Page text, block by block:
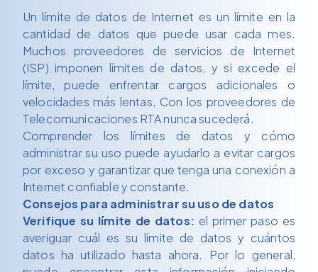
Un límite de datos de Internet es un límite en la
cantidad de datos que puede usar cada mes.
Muchos proveedores de servicios de Internet
(ISP) imponen límites de datos, y si excede el
límite, puede enfrentar cargos adicionales o
velocidades más lentas. Con los proveedores de
Telecomunicaciones RTA nunca sucederá.
Comprender los límites de datos y cómo
administrar su uso puede ayudarlo a evitar cargos
por exceso y garantizar que tenga una conexión a
Internet confiable y constante.
Consejos para administrar su uso de datos
Verifique su límite de datos: el primer paso es
averiguar cuál es su límite de datos y cuántos
datos ha utilizado hasta ahora. Por lo general,